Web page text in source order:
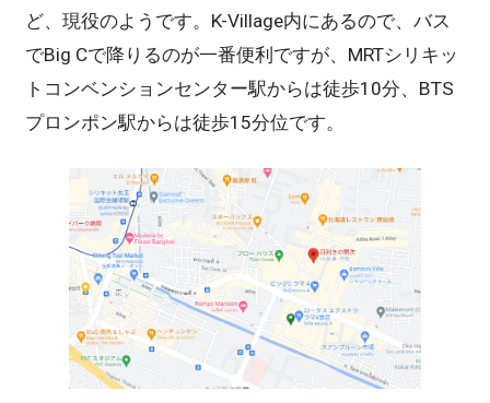
ど、現役のようです。K-Village内にあるので、バス
でBig Cで降りるのが一番便利ですが、MRTシリキッ
トコンベンションセンター駅からは徒歩10分、BTS
プロンポン駅からは徒歩15分位です。